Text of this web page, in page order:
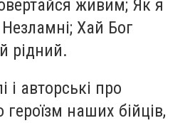
живим; Як я
Хай Бог
рідний.
і авторські про
героїзм наших бійців,